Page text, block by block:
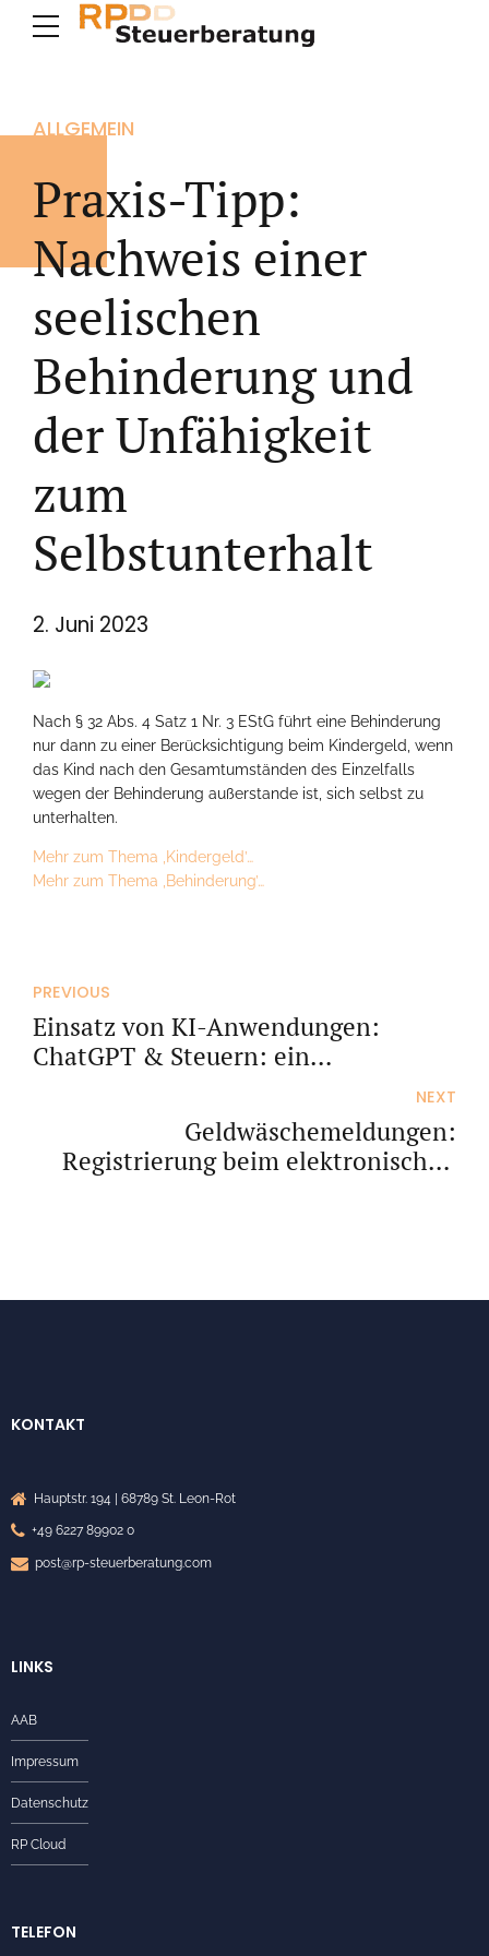
ALLGEMEIN
Praxis-Tipp:
Nachweis einer
seelischen
Behinderung und
der Unfähigkeit
zum
Selbstunterhalt
2. Juni 2023
Nach § 32 Abs. 4 Satz 1 Nr. 3 EStG führt eine Behinderung
nur dann zu einer Berücksichtigung beim Kindergeld, wenn
das Kind nach den Gesamtumständen des Einzelfalls
wegen der Behinderung außerstande ist, sich selbst zu
unterhalten.
Mehr zum Thema ‚Kindergeld’…
Mehr zum Thema ‚Behinderung’…
PREVIOUS
Einsatz von KI-Anwendungen:
ChatGPT & Steuern: ein
NEXT
Geldwäschemeldungen:
Registrierung beim elektronischen
KONTAKT
Hauptstr. 194 | 68789 St. Leon-Rot
+49 6227 89902 0
post@rp-steuerberatung.com
LINKS
AAB
Impressum
Datenschutz
RP Cloud
TELEFON